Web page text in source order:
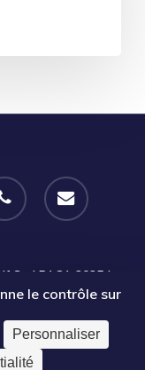
email
Sud PACA 2025 |
| Politique de
le contrôle sur
Personnaliser